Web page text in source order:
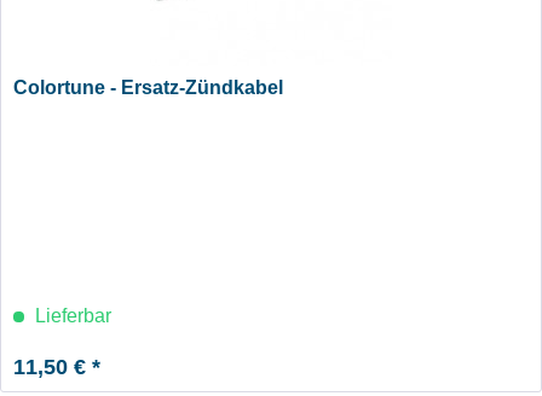
Colortune - Ersatz-Zündkabel
Lieferbar
11,50 € *